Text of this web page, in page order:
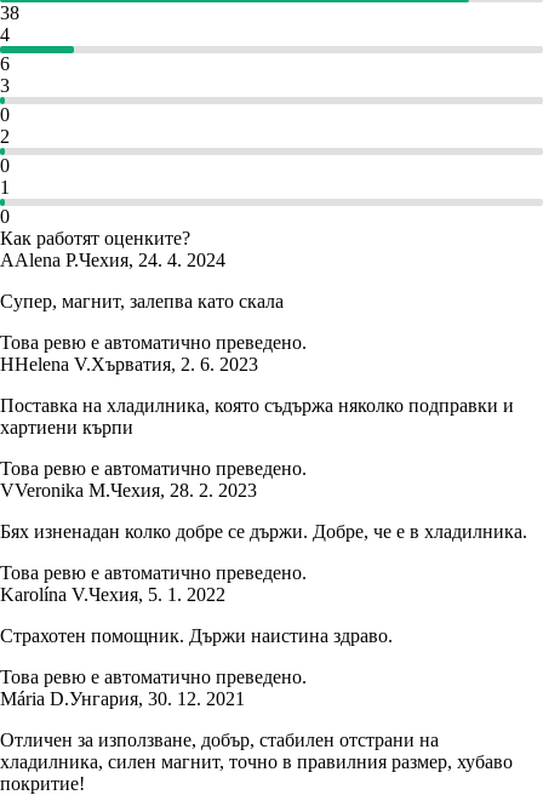
38
4
6
3
0
2
0
1
0
Как работят оценките?
AAlena P.Чехия, 24. 4. 2024
Супер, магнит, залепва като скала
Това ревю е автоматично преведено.
HHelena V.Хърватия, 2. 6. 2023
Поставка на хладилника, която съдържа няколко подправки и
хартиени кърпи
Това ревю е автоматично преведено.
VVeronika M.Чехия, 28. 2. 2023
Бях изненадан колко добре се държи. Добре, че е в хладилника.
Това ревю е автоматично преведено.
Karolína V.Чехия, 5. 1. 2022
Страхотен помощник. Държи наистина здраво.
Това ревю е автоматично преведено.
Mária D.Унгария, 30. 12. 2021
Отличен за използване, добър, стабилен отстрани на
хладилника, силен магнит, точно в правилния размер, хубаво
покритие!